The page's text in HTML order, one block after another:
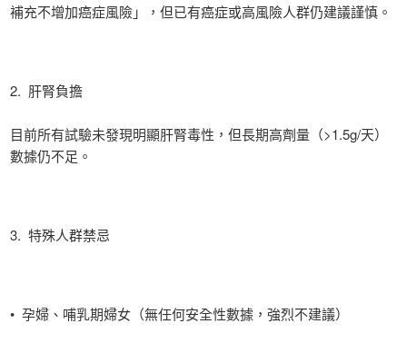
補充不增加癌症風險」，但已有癌症或高風險人群仍建議謹慎。
2. 肝腎負擔
目前所有試驗未發現明顯肝腎毒性，但長期高劑量（>1.5g/天）
數據仍不足。
3. 特殊人群禁忌
• 孕婦、哺乳期婦女（無任何安全性數據，強烈不建議）